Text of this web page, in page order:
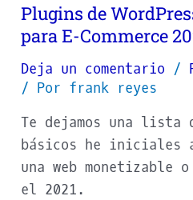
Plugins de
para E-Commerce
Deja un comentario /
/ Por frank reyes
Te dejamos una lista
básicos he iniciales
una web monetizable o
el 2021.
para
E-
2021